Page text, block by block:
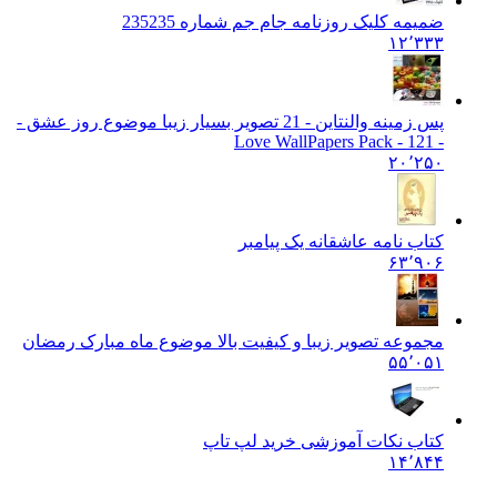
ضمیمه کلیک روزنامه جام جم شماره 235 235
۱۲٬۳۳۳
پس زمینه والنتاین - 21 تصویر بسیار زیبا موضوع روز عشق -
- 1
21 - Love WallPapers Pack
۲۰٬۲۵۰
کتاب نامه عاشقانه یک پیامبر
۶۳٬۹۰۶
مجموعه تصویر زیبا و کیفیت بالا موضوع ماه مبارک رمضان
۵۵٬۰۵۱
کتاب نکات آموزشی خرید لپ تاپ
۱۴٬۸۴۴